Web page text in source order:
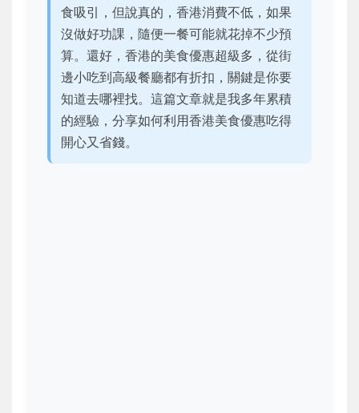
食吸引，但說真的，香港消費不低，如果
沒做好功課，隨便一餐可能就花掉不少預
算。還好，香港的美食優惠超級多，從街
邊小吃到高級餐廳都有折扣，關鍵是你要
知道去哪裡找。這篇文章就是我多年累積
的經驗，分享如何利用香港美食優惠吃得
開心又省錢。